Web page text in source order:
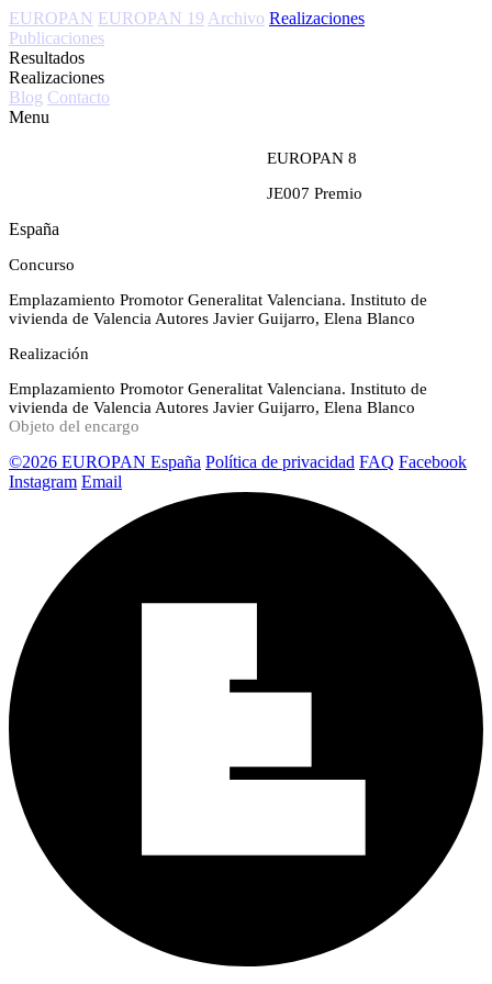
EUROPAN EUROPAN 19 Archivo Realizaciones
Publicaciones
Resultados
Realizaciones
Blog Contacto
Menu
EUROPAN 8
JE007 Premio
España
Concurso
Emplazamiento Promotor Generalitat Valenciana. Instituto de
vivienda de Valencia Autores Javier Guijarro, Elena Blanco
Realización
Emplazamiento Promotor Generalitat Valenciana. Instituto de
vivienda de Valencia Autores Javier Guijarro, Elena Blanco
Objeto del encargo
©2026 EUROPAN España Política de privacidad FAQ Facebook
Instagram Email